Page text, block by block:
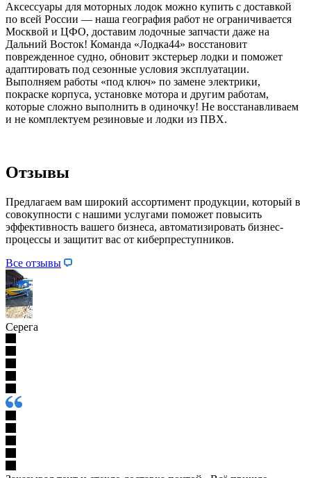
Аксессуары для моторных лодок можно купить с доставкой
по всей России — наша география работ не ограничивается
Москвой и ЦФО, доставим лодочные запчасти даже на
Дальний Восток! Команда «Лодка44» восстановит
поврежденное судно, обновит экстерьер лодки и поможет
адаптировать под сезонные условия эксплуатации.
Выполняем работы «под ключ» по замене электрики,
покраске корпуса, установке мотора и другим работам,
которые сложно выполнить в одиночку! Не восстанавливаем
и не комплектуем резиновые и лодки из ПВХ.
Отзывы
Предлагаем вам широкий ассортимент продукции, который в
совокупности с нашими услугами поможет повысить
эффективность вашего бизнеса, автоматизировать бизнес-
процессы и защитит вас от киберпреступников.
Все отзывы
Серега